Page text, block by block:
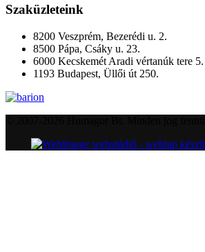
Szaküzleteink
8200 Veszprém, Bezerédi u. 2.
8500 Pápa, Csáky u. 23.
6000 Kecskemét Aradi vértanúk tere
1193 Budapest, Üllői út 250.